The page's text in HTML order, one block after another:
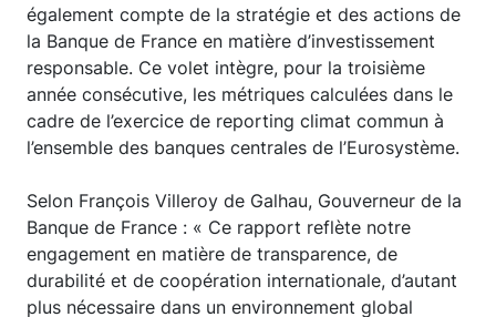
également compte de la stratégie et des actions de
la Banque de France en matière d’investissement
responsable. Ce volet intègre, pour la troisième
année consécutive, les métriques calculées dans le
cadre de l’exercice de reporting climat commun à
l’ensemble des banques centrales de l’Eurosystème.
Selon François Villeroy de Galhau, Gouverneur de la
Banque de France : « Ce rapport reflète notre
engagement en matière de transparence, de
durabilité et de coopération internationale, d’autant
plus nécessaire dans un environnement global